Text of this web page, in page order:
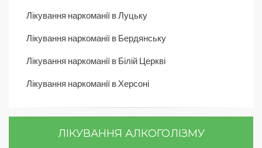
Лікування наркоманії в Луцьку
Лікування наркоманії в Бердянську
Лікування наркоманії в Білій Церкві
Лікування наркоманії в Херсоні
ЛІКУВАННЯ АЛКОГОЛІЗМУ